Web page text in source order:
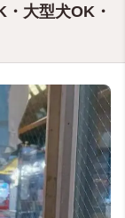
大型犬OK・